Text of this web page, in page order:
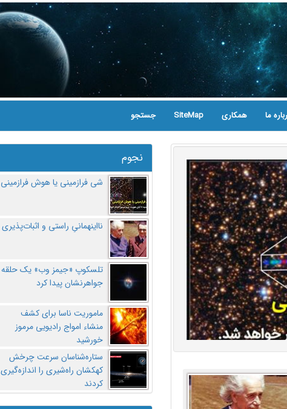
ما همکاری SiteMap جستجو
نجوم
شی فرازمینی یا هوش فرازمینی
نااینهمانیِ راستی و اثبات‌پذیری
تلسکوپ «جیمز وب» یک حلقه
جواهرنشان پیدا کرد
ماموریت ناسا برای کشف
منشاء امواج رادیویی مرموز
خورشید
ستاره‌شناسان سرعت چرخش
کهکشان راه‌شیری را اندازه‌گیری
کردند